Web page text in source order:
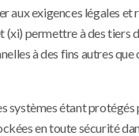
aux exigences légales
(xi) permettre à des tiers
à des fins autres que
systèmes étant
en toute sécurité